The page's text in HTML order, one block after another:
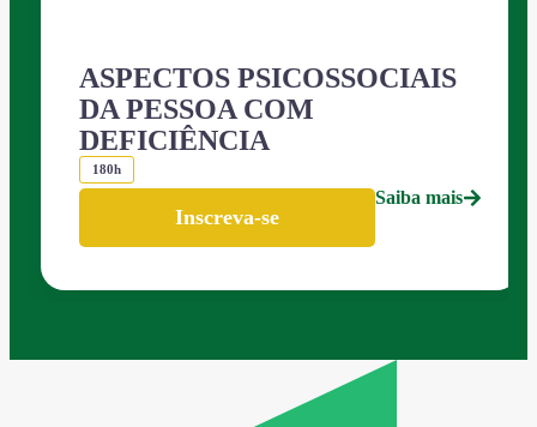
ASPECTOS PSICOSSOCIAIS
DA PESSOA COM
DEFICIÊNCIA
180h
Inscreva-se
Saiba mais